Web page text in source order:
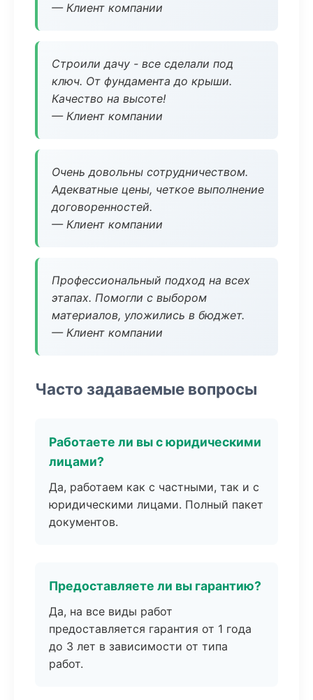
— Клиент компании
Строили дачу - все сделали под
ключ. От фундамента до крыши.
Качество на высоте!
— Клиент компании
Очень довольны сотрудничеством.
Адекватные цены, четкое выполнение
договоренностей.
— Клиент компании
Профессиональный подход на всех
этапах. Помогли с выбором
материалов, уложились в бюджет.
— Клиент компании
Часто задаваемые вопросы
Работаете ли вы с юридическими
лицами?
Да, работаем как с частными, так и с
юридическими лицами. Полный пакет
документов.
Предоставляете ли вы гарантию?
Да, на все виды работ
предоставляется гарантия от 1 года
до 3 лет в зависимости от типа
работ.